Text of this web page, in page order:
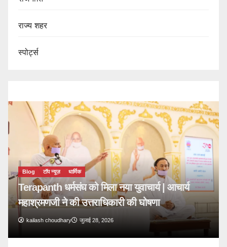
राज्य शहर
स्पोर्ट्स
Blog टॉप न्यूज़ धार्मिक
Terapanth धर्मसंघ को मिला नया युवाचार्य | आचार्य
महाश्रमणजी ने की उत्तराधिकारी की घोषणा
kailash choudhary जुलाई 28, 2026